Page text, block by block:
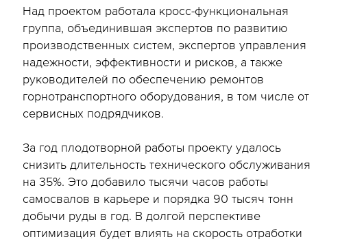
Над проектом работала кросс-функциональная
группа, объединившая экспертов по развитию
производственных систем, экспертов управления
надежности, эффективности и рисков, а также
руководителей по обеспечению ремонтов
горнотранспортного оборудования, в том числе от
сервисных подрядчиков.
За год плодотворной работы проекту удалось
снизить длительность технического обслуживания
на 35%. Это добавило тысячи часов работы
самосвалов в карьере и порядка 90 тысяч тонн
добычи руды в год. В долгой перспективе
оптимизация будет влиять на скорость отработки